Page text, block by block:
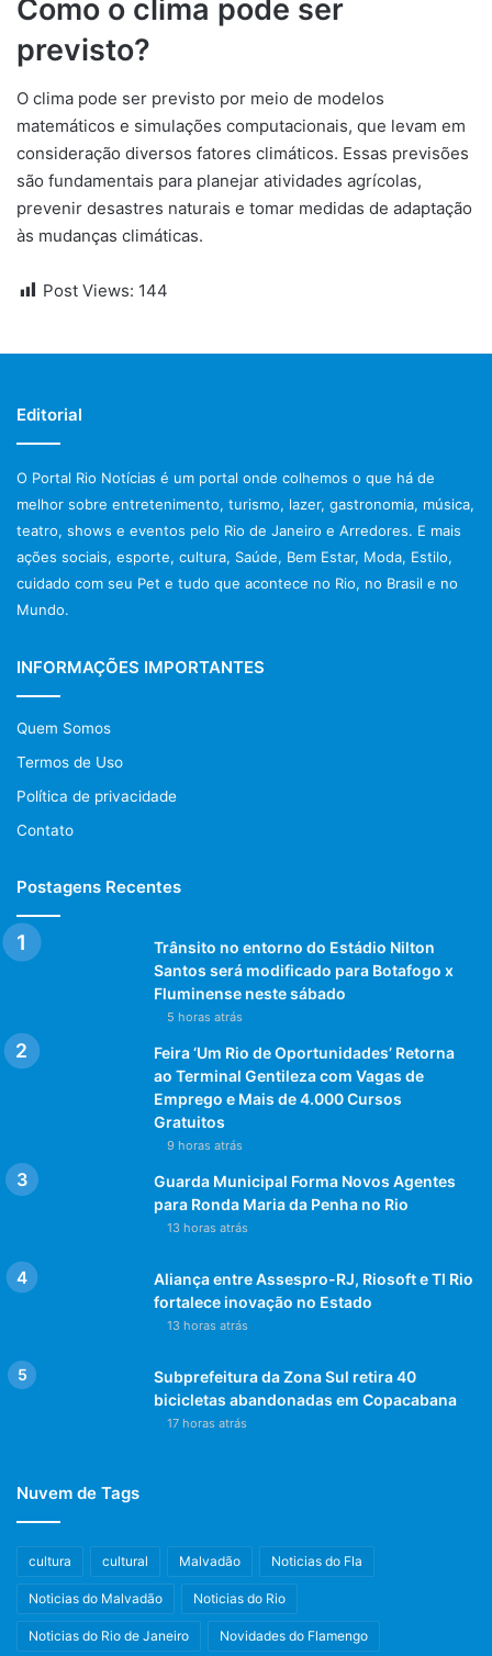
Como o clima pode ser
previsto?
O clima pode ser previsto por meio de modelos
matemáticos e simulações computacionais, que levam em
consideração diversos fatores climáticos. Essas previsões
são fundamentais para planejar atividades agrícolas,
prevenir desastres naturais e tomar medidas de adaptação
às mudanças climáticas.
Post Views: 144
Editorial
O Portal Rio Notícias é um portal onde colhemos o que há de
melhor sobre entretenimento, turismo, lazer, gastronomia, música,
teatro, shows e eventos pelo Rio de Janeiro e Arredores. E mais
ações sociais, esporte, cultura, Saúde, Bem Estar, Moda, Estilo,
cuidado com seu Pet e tudo que acontece no Rio, no Brasil e no
Mundo.
INFORMAÇÕES IMPORTANTES
Quem Somos
Termos de Uso
Política de privacidade
Contato
Postagens Recentes
Trânsito no entorno do Estádio Nilton
Santos será modificado para Botafogo x
Fluminense neste sábado
5 horas atrás
Feira ‘Um Rio de Oportunidades’ Retorna
ao Terminal Gentileza com Vagas de
Emprego e Mais de 4.000 Cursos
Gratuitos
9 horas atrás
Guarda Municipal Forma Novos Agentes
para Ronda Maria da Penha no Rio
13 horas atrás
Aliança entre Assespro-RJ, Riosoft e TI Rio
fortalece inovação no Estado
13 horas atrás
Subprefeitura da Zona Sul retira 40
bicicletas abandonadas em Copacabana
17 horas atrás
Nuvem de Tags
cultura cultural Malvadão Noticias do Fla
Noticias do Malvadão Noticias do Rio
Noticias do Rio de Janeiro Novidades do Flamengo